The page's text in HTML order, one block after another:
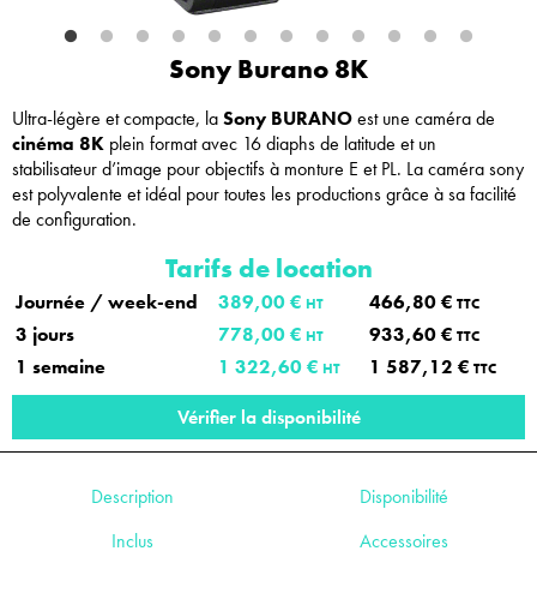
Sony Burano 8K
Ultra-légère et compacte, laSony BURANOest une caméra de
cinéma 8K plein format avec 16 diaphs de latitude et un
stabilisateur d’image pour objectifs à monture E et PL. La caméra sony
est polyvalente et idéal pour toutes les productions grâce à sa facilité
de configuration.
Tarifs de location
Journée / week-end 389,00 € HT 466,80 € TTC
3 jours 778,00 € HT 933,60 € TTC
1 semaine 1 322,60 € HT 1 587,12 € TTC
Vérifier la disponibilité
Description
Disponibilité
Inclus
Accessoires